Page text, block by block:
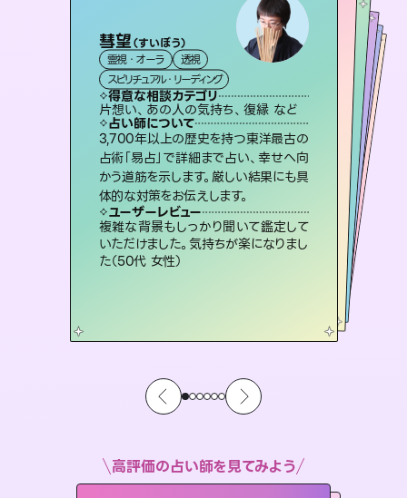
彗望（すいぼう）
霊視・オーラ
透視
スピリチュアル・リーディング
得意な相談カテゴリ
片想い、あの人の気持ち、復縁 など
占い師について
3,700年以上の歴史を持つ東洋最古の
占術「易占」で詳細まで占い、幸せへ向
かう道筋を示します。厳しい結果にも具
体的な対策をお伝えします。
ユーザーレビュー
複雑な背景もしっかり聞いて鑑定して
いただけました。気持ちが楽になりまし
た（50代 女性）
桃源珠羽（とうげんみう）
霊視・オーラ タロット
スピリチュアル・リーディング
得意な相談カテゴリ
片想い、あの人の気持ち、復縁 など
占い師について
恋愛のお悩みの中でも特に「曖昧な関
係」の相談を得意としており、友達以上
恋人未満なお相手との今後や本音を丁
寧に読み解き恋愛成就へと導きます。
ユーザーレビュー
鑑定していただいてアドバイス通りに行
動すると仲が復活してきました。ありが
とうございました（40代 女性）
セラピスト理恵
霊視・オーラ
スピリチュアル・リーディング
得意な相談カテゴリ
片想い、二人の未来、年の差 など
占い師について
連絡再開、復縁、成就などの報告実績
多数。セラピストとして2万超の施術経
験があるからこそできる鑑定で、より良
い未来をサポートします。
ユーザーレビュー
とても心温まる鑑定でした。しかもこち
らは何も言っていないのに視えていらっ
しゃるんだなと驚きです（30代女性）
アイリス -iris-
西洋占星術
ルーン
得意な相談カテゴリ
恋愛総合、片想い、二人の未来 など
占い師について
復縁、恋愛、不倫の行方、同性愛や片思い、仕事関係や借金問題まで知りたいことや心の負担になっていることを紐解き、背中をそっと押して導きます。
ユーザーレビュー
安心感のあり、言い切ってくれる所や濁
さない鑑定のおかげで、毎回自分の気
持ちを整えられます（30代 男性）
未来視師＊花
霊視・オーラ
スピリチュアル・リーディング
得意な相談カテゴリ
出逢い、片想い、復縁 など
占い師について
未来には何パターンもの選択肢があり
ます。不安で視えにくくなっているあな
たの素敵な未来を見つけ、その未来を
選択できるようアドバイスします。
ユーザーレビュー
職場の人の性質や人間関係、本心など
本当によく視えていてびっくり。対策が
打てて前向きになれます（40代）
おう 霊感オラクル
霊視・オーラ
オラクルカード
得意な相談カテゴリ
恋愛総合、あの人の気持ち など
占い師について
霊視×オラクルカードを使って「今」と
「未来」そして「気になるあの人の気持
ち」まで丁寧に読み解き、恋や人生のヒ
ントを優しく引き出します。
ユーザーレビュー
不安な気持ちが嘘みたいに晴れまし
た…！よく視えていらっしゃるんだなと
感じました（40代 女性）
高評価の占い師を見てみよう